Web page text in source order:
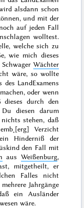
alsdann schon
und mit der
auf jeden Fall
wolltest.
welche sich zu
wie mich dieses
Wächter
wäre, so wollte
LandExamens
oder wenn
dieses durch den
diesen darum
stehen, daß
Verzicht
Hinderniß der
den Fall mit
aus Weißenburg,
mitgetheilt, er
Falles nicht
Jahrgänge
ein Ausländer
wäre.